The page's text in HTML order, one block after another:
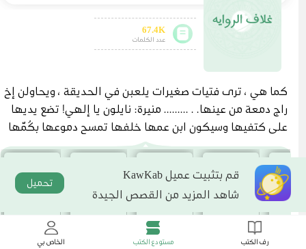
67.4K
عدد الكلمات
كما هي ، ترى فتيات صغيرات يلعبن في الحديقة ، ويحاولن إخ
راج دمعة من عينها. . ......... منيرة: نايلون يا إلهي! تضع يديها
على كتفيها وسيكون ابن عمها خلفها تمسح دموعها بكُمّها
، ولا تحب أن يرى أحد دموعها ... علياء: وأنتم تلعبون وهم سع
سامحك الله. أريد أن أحزن عليك ، وعلى النعمة التي فيك ، وعل
ى عقلك المتفهم ، لكن هذه هي الطريقة منيرة: والله لا أدر
ي هل أنزعج من نفسي أو أكون سعيدا علياء: لا تنزعج مما حد
قم بتثبيت عميل KawKab
شاهد المزيد من القصص الجيدة
تحميل
الخاص بي مستودع الكتب رف الكتب